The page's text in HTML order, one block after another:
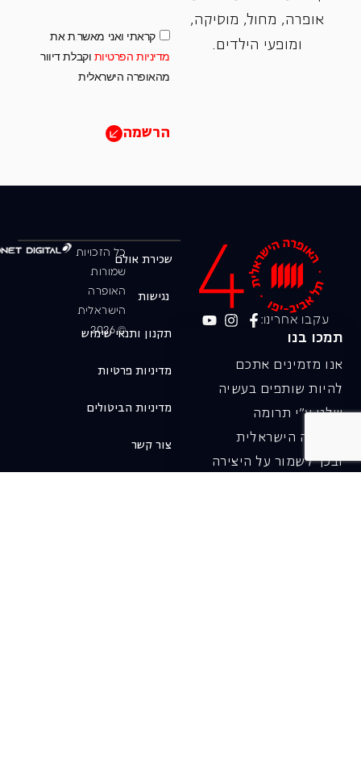
אופרה, ‏מחול, ‏מוסיקה,
ומופעי הילדים.
קראתי ואני מאשר.ת את
מדיניות הפרטיות וקבלת דיוור
מהאופרה הישראלית
הרשמה
עקבו אחרינו:
תמכו בנו
אנו מזמינים אתכם
להיות שותפים בעשיה
שלנו ע"י תרומה
לאופרה הישראלית
ובכך לשמור על היצירה
כל הזכויות
שמורות
האופרה
הישראלית
© 2026
שכירת אולם
נגישות
תקנון ותנאי שימוש
מדיניות פרטיות
מדיניות הביטולים
צור קשר